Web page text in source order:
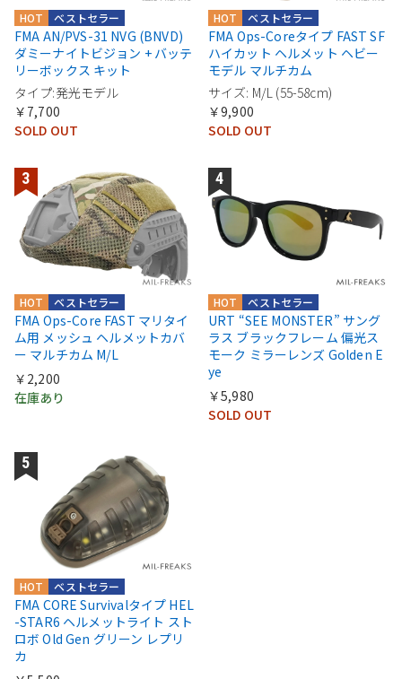
ベストセラー
HOT
FMA AN/PVS-31 NVG (BNVD)
ダミーナイトビジョン + バッテ
リーボックス キット
タイプ:発光モデル
￥7,700
SOLD OUT
ベストセラー
HOT
FMA Ops-Coreタイプ FAST SF
ハイカット ヘルメット ヘビー
モデル マルチカム
サイズ: M/L (55-58cm)
￥9,900
SOLD OUT
ベストセラー
HOT
FMA Ops-Core FAST マリタイ
ム用 メッシュ ヘルメットカバ
ー マルチカム M/L
￥2,200
在庫あり
ベストセラー
HOT
URT “SEE MONSTER” サング
ラス ブラックフレーム 偏光ス
モーク ミラーレンズ Golden E
ye
￥5,980
SOLD OUT
ベストセラー
HOT
FMA CORE Survivalタイプ HEL
-STAR6 ヘルメットライト スト
ロボ Old Gen グリーン レプリ
カ